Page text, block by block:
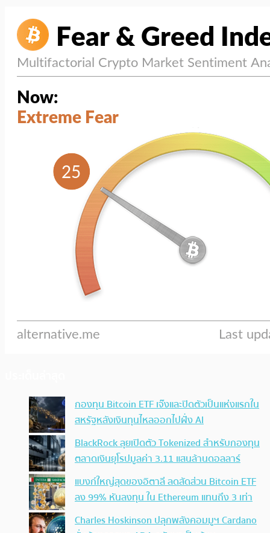
กองทุน Bitcoin ETF เจ๊งและปิดตัวเป็นแห่งแรกใน
สหรัฐหลังเงินทุนไหลออกไปฝั่ง AI
BlackRock ลุยเปิดตัว Tokenized สำหรับกองทุน
ตลาดเงินยุโรปมูลค่า 3.11 แสนล้านดอลลาร์
แบงก์ใหญ่สุดของอิตาลี ลดสัดส่วน Bitcoin ETF
ลง 99% หันลงทุน ใน Ethereum แทนถึง 3 เท่า
Charles Hoskinson ปลุกพลังคอมมูฯ Cardano